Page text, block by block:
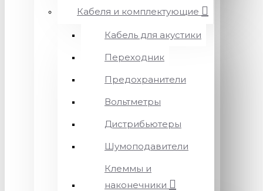
Кабеля и комплектующие
Кабель для акустики
Переходник
Предохранители
Вольтметры
Дистрибьютеры
Шумоподавители
Клеммы и
наконечники